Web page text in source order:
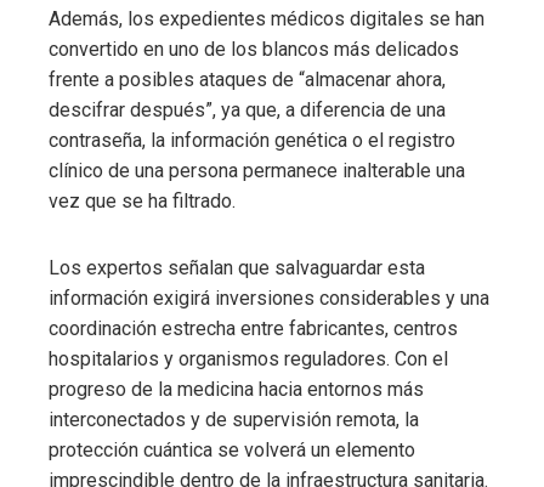
Además, los expedientes médicos digitales se han
convertido en uno de los blancos más delicados
frente a posibles ataques de “almacenar ahora,
descifrar después”, ya que, a diferencia de una
contraseña, la información genética o el registro
clínico de una persona permanece inalterable una
vez que se ha filtrado.
Los expertos señalan que salvaguardar esta
información exigirá inversiones considerables y una
coordinación estrecha entre fabricantes, centros
hospitalarios y organismos reguladores. Con el
progreso de la medicina hacia entornos más
interconectados y de supervisión remota, la
protección cuántica se volverá un elemento
imprescindible dentro de la infraestructura sanitaria.